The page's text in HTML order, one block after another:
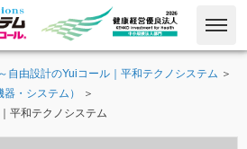
自由設計のYuiコール｜平和テクノシステム ＞
・システム）
＞
平和テクノシステム